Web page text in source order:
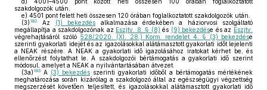
szakdolgozók után,
e) 4501 pont felett heti összesen 120 órában foglalkoztatott szakdolgozók után.
(3) 182 Az (1) bekezdés alkalmazása érdekében a háziorvosi szolgáltató
megállapítja a szakdolgozónak az Eszjtv. 8. § (8) és (9) bekezdése és az Eszjtv.
végrehajtásáról szóló 528/2020. (XI. 28.) Korm. rendelet 4. § (3) bekezdése
szerinti gyakorlati idejét és az igazolásokkal alátámasztott gyakorlati időt lejelenti
a NEAK részére. A NEAK a gyakorlati idő igazolásához iratokat kérhet be, és
ellenőrzést folytathat le. A szakdolgozói bértámogatás a gyakorlati idő szerint
módosul, amelyet a NEAK a nyilvántartásában átvezet.
(3a) 183 A (3) bekezdés szerinti gyakorlati időből a bértámogatás mértékének
meghatározása során kizárólag a szakdolgozó által az egészségügyi végzettség
megszerzését követően teljesített, és igazolásokkal alátámasztott gyakorlati idő